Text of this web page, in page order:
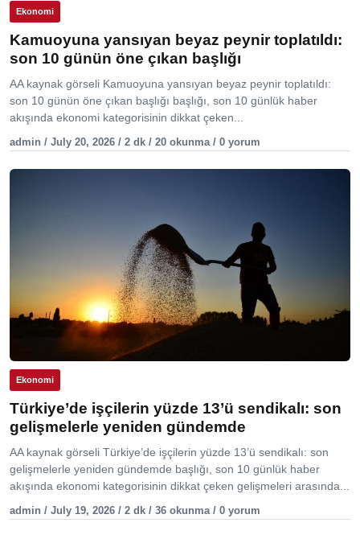
Ekonomi
Kamuoyuna yansıyan beyaz peynir toplatıldı:
son 10 günün öne çıkan başlığı
AA kaynak görseli Kamuoyuna yansıyan beyaz peynir toplatıldı:
son 10 günün öne çıkan başlığı başlığı, son 10 günlük haber
akışında ekonomi kategorisinin dikkat çeken...
admin / July 20, 2026 / 2 dk / 20 okunma / 0 yorum
Ekonomi
Türkiye’de işçilerin yüzde 13’ü sendikalı: son
gelişmelerle yeniden gündemde
AA kaynak görseli Türkiye’de işçilerin yüzde 13’ü sendikalı: son
gelişmelerle yeniden gündemde başlığı, son 10 günlük haber
akışında ekonomi kategorisinin dikkat çeken gelişmeleri arasında...
admin / July 19, 2026 / 2 dk / 36 okunma / 0 yorum